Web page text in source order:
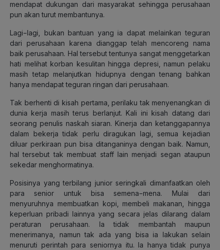
mendapat dukungan dari masyarakat sehingga perusahaan
pun akan turut membantunya.
Lagi−lagi, bukan bantuan yang ia dapat melainkan teguran
dari perusahaan karena dianggap telah mencoreng nama
baik perusahaan. Hal tersebut tentunya sangat menggetarkan
hati melihat korban kesulitan hingga depresi, namun pelaku
masih tetap melanjutkan hidupnya dengan tenang bahkan
hanya mendapat teguran ringan dari perusahaan.
Tak berhenti di kisah pertama, perilaku tak menyenangkan di
dunia kerja masih terus berlanjut. Kali ini kisah datang dari
seorang penulis naskah siaran. Kinerja dan ketanggapannya
dalam bekerja tidak perlu diragukan lagi, semua kejadian
diluar perkiraan pun bisa ditanganinya dengan baik. Namun,
hal tersebut tak membuat staff lain menjadi segan ataupun
sekedar menghormatinya.
Posisinya yang terbilang junior seringkali dimanfaatkan oleh
para senior untuk bisa semena−mena. Mulai dari
menyuruhnya membuatkan kopi, membeli makanan, hingga
keperluan pribadi lainnya yang secara jelas dilarang dalam
peraturan perusahaan. Ia tidak membantah maupun
menerimanya, namun tak ada yang bisa ia lakukan selain
menuruti perintah para seniornya itu. Ia hanya tidak punya